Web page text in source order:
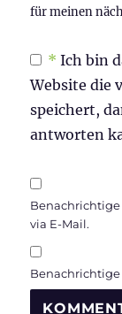
für meinen
* Ich bin
Website die
speichert,
antworten
via E-Mail.
Benachrichtige